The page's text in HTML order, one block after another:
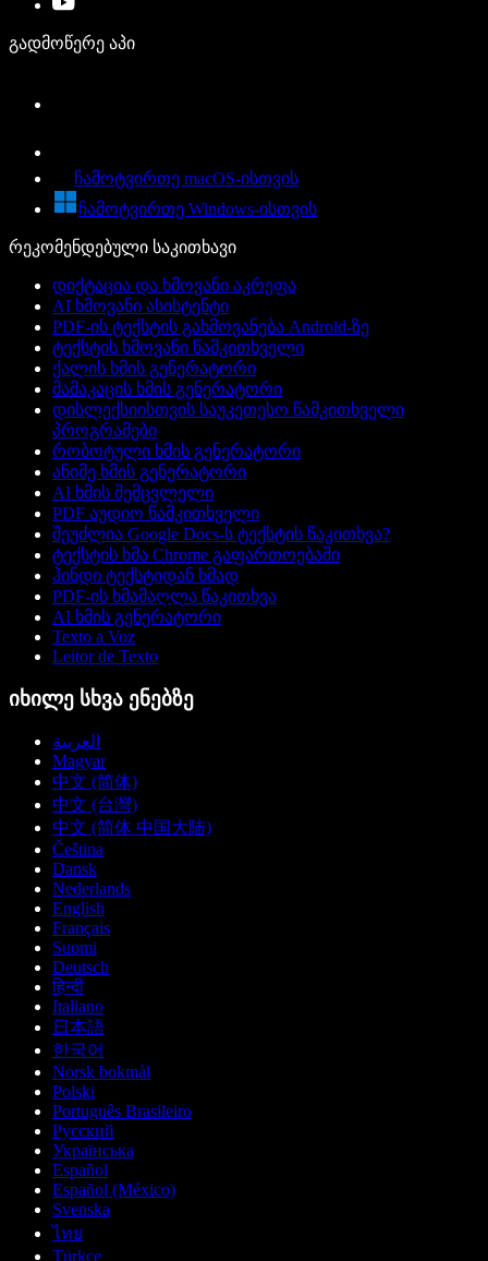
გადმოწერე აპი
ჩამოტვირთე macOS-ისთვის
ჩამოტვირთე Windows-ისთვის
რეკომენდებული საკითხავი
დიქტაცია და ხმოვანი აკრეფა
AI ხმოვანი ასისტენტი
PDF-ის ტექსტის გახმოვანება Android-ზე
ტექსტის ხმოვანი წამკითხველი
ქალის ხმის გენერატორი
მამაკაცის ხმის გენერატორი
დისლექსიისთვის საუკეთესო წამკითხველი
პროგრამები
რობოტული ხმის გენერატორი
ანიმე ხმის გენერატორი
AI ხმის შემცვლელი
PDF აუდიო წამკითხველი
შეუძლია Google Docs-ს ტექსტის წაკითხვა?
ტექსტის ხმა Chrome გაფართოებაში
ჰინდი ტექსტიდან ხმად
PDF-ის ხმამაღლა წაკითხვა
AI ხმის გენერატორი
Texto a Voz
Leitor de Texto
იხილე სხვა ენებზე
العربية
Magyar
中文 (简体)
中文 (台灣)
中文 (简体 中国大陆)
Čeština
Dansk
Nederlands
English
Français
Suomi
Deutsch
हिन्दी
Italiano
日本語
한국어
Norsk bokmål
Polski
Português Brasileiro
Русский
Українська
Español
Español (México)
Svenska
ไทย
Türkçe